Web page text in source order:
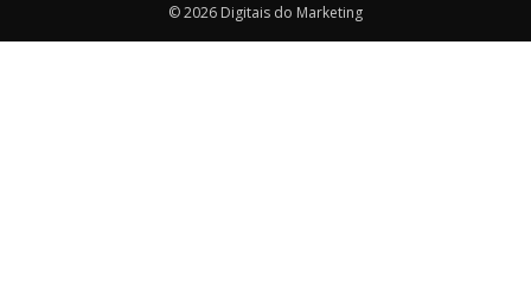
© 2026 Digitais do Marketing